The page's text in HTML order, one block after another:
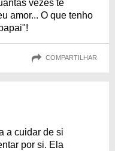
vezes te
amor... O que tenho
COMPARTILHAR
a cuidar de si
por si. Ela